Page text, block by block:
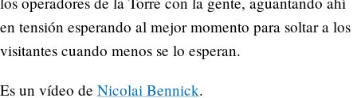
en tensión esperando al mejor momento para soltar a los
visitantes cuando menos se lo esperan.
Es un vídeo de Nicolai Bennick.